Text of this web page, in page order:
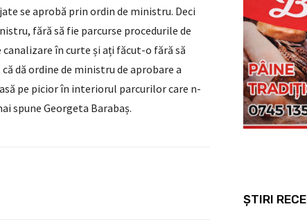
se aprobă prin ordin de ministru. Deci
fără să fie parcurse procedurile de
canalizare în curte și ați făcut-o fără să
dă ordine de ministru de aprobare a
pe picior în interiorul parcurilor care n-
spune Georgeta Barabaș.
ȘTIRI